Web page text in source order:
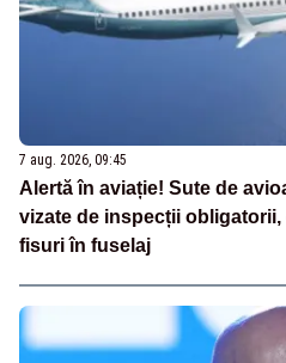
7 aug. 2026, 09:45
Alertă în aviație! Sute de
vizate de inspecții
fisuri în fuselaj